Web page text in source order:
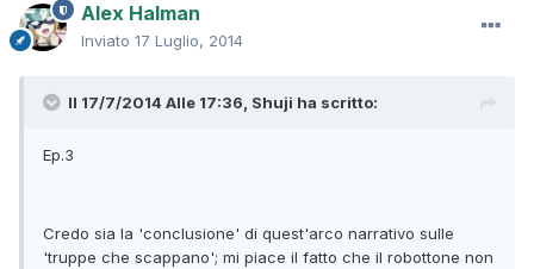
Alex Halman
Inviato 17 Luglio, 2014
Il 17/7/2014 Alle 17:36, Shuji ha scritto:
Ep.3
Credo sia la 'conclusione' di quest'arco narrativo sulle
'truppe che scappano'; mi piace il fatto che il robottone non